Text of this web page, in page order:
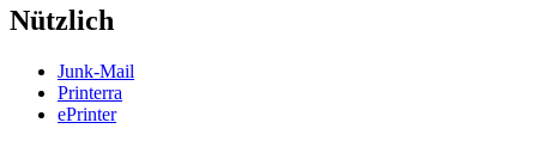
Nützlich
Junk-Mail
Printerra
ePrinter